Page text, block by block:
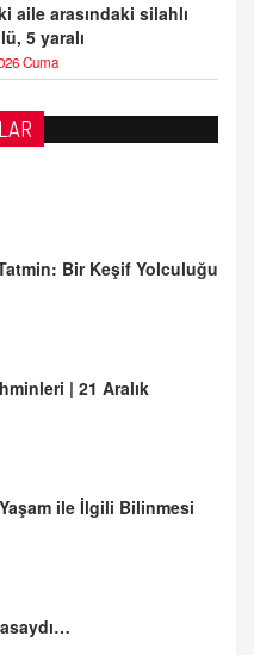
aile arasındaki silahlı
5 yaralı
Cuma